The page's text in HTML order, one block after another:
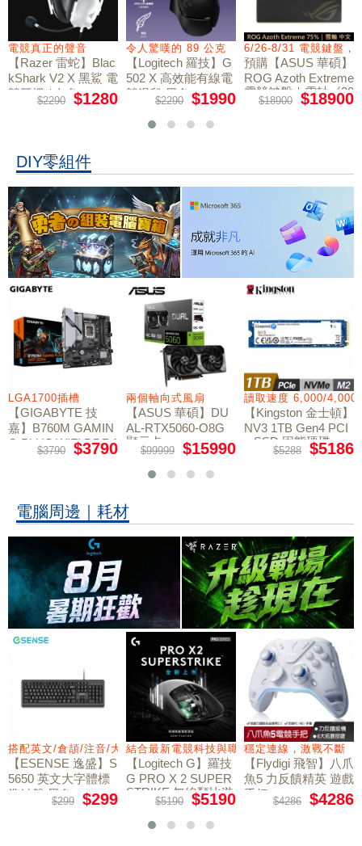
電競真正的聲音
【Razer 雷蛇】Blac
kShark V2 X 黑鯊 電
競耳機 / 白色
$2290 $1280
令人驚嘆的 89 公克
【Logitech 羅技】G
502 X 高效能有線電
競滑鼠 黑色
$2290 $1990
6/26-8/31 電競鍵盤，
預購【ASUS 華碩】
ROG Azoth Extreme
電競鍵盤｜雪軸《20
周年限量版》
$18900 $18900
DIY零組件
LGA1700插槽
【GIGABYTE 技
嘉】B760M GAMIN
G PLUS WIFI DDR4
主機板$3790 $3790
兩個軸向式風扇
【ASUS 華碩】DU
AL-RTX5060-O8G
顯示卡
$99999 $15990
讀取速度 6,000/
【Kingston 金士頓】
NV3 1TB Gen4 PCI
e SSD 固態硬碟
$5288 $5186
電腦周邊｜耗材
切換扳機
搭配英文/倉頡/注音/大易
【ESENSE 逸盛】S
5650 英文大字體標
準鍵盤 黑色
$299 $299
結合最新電競科技與職業選手共同開發
【Logitech G】羅技
G PRO X 2 SUPER
STRIKE 無線類比遊
戲滑鼠$5190 $5190
穩定連線，激戰不斷
【Flydigi 飛智】八爪
魚5 力反饋精英 遊戲
手把
$4286 $4286